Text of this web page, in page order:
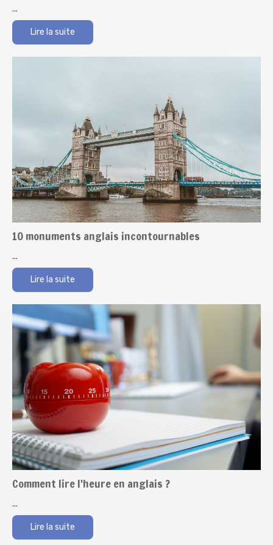
...
Lire la suite
10 monuments anglais incontournables
...
Lire la suite
Comment lire l'heure en anglais ?
...
Lire la suite